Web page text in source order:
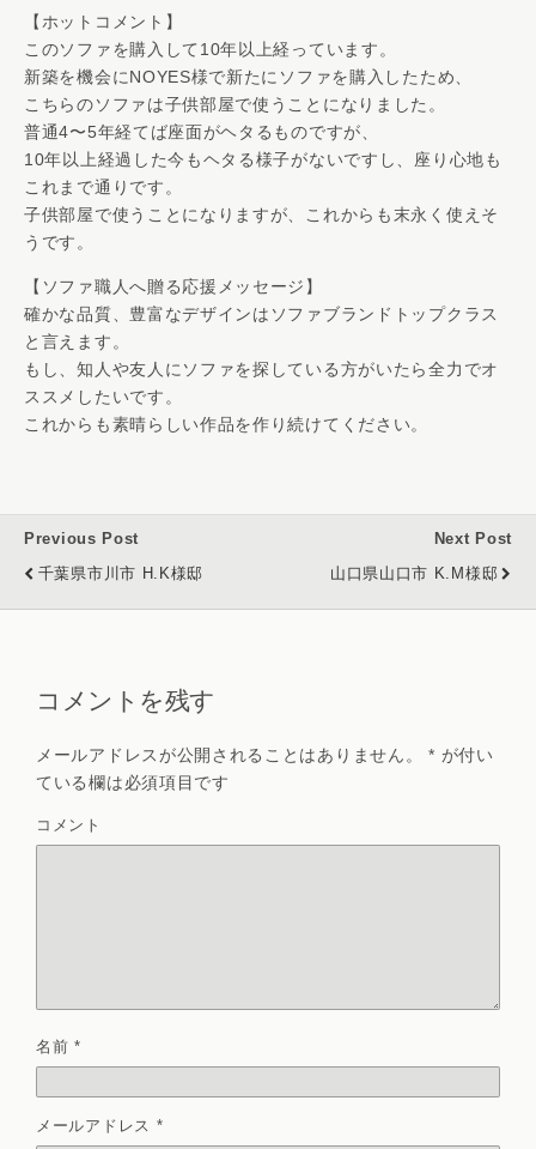
【ホットコメント】
このソファを購入して10年以上経っています。
新築を機会にNOYES様で新たにソファを購入したため、
こちらのソファは子供部屋で使うことになりました。
普通4〜5年経てば座面がヘタるものですが、
10年以上経過した今もヘタる様子がないですし、座り心地も
これまで通りです。
子供部屋で使うことになりますが、これからも末永く使えそ
うです。
【ソファ職人へ贈る応援メッセージ】
確かな品質、豊富なデザインはソファブランドトップクラス
と言えます。
もし、知人や友人にソファを探している方がいたら全力でオ
ススメしたいです。
これからも素晴らしい作品を作り続けてください。
Previous Post
千葉県市川市 H.K様邸
Next Post
山口県山口市 K.M様邸
コメントを残す
メールアドレスが公開されることはありません。 * が付い
ている欄は必須項目です
コメント
名前*
メールアドレス *